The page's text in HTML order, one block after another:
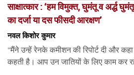
साक्षात्कार : ‘हम विमुक्त, घुमंतू व अर्द्ध
का दर्जा या दस फीसदी आरक्षण’
नवल किशोर कुमार
“मैंने उन्हें रेनके कमीशन की रिपोर्ट दी और कहा
कहती है। आप उन जातियों के लिए काम कर